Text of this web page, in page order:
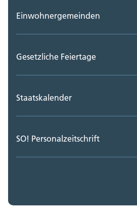
Einwohnergemeinden
Gesetzliche Feiertage
Staatskalender
SO! Personalzeitschrift